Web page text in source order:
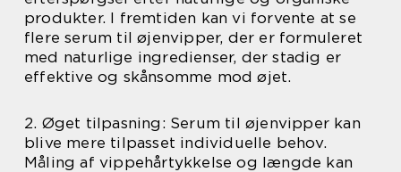
produkter. I fremtiden kan vi forvente at se
flere serum til øjenvipper, der er formuleret
med naturlige ingredienser, der stadig er
effektive og skånsomme mod øjet.
2. Øget tilpasning: Serum til øjenvipper kan
blive mere tilpasset individuelle behov.
Måling af vippehårtykkelse og længde kan